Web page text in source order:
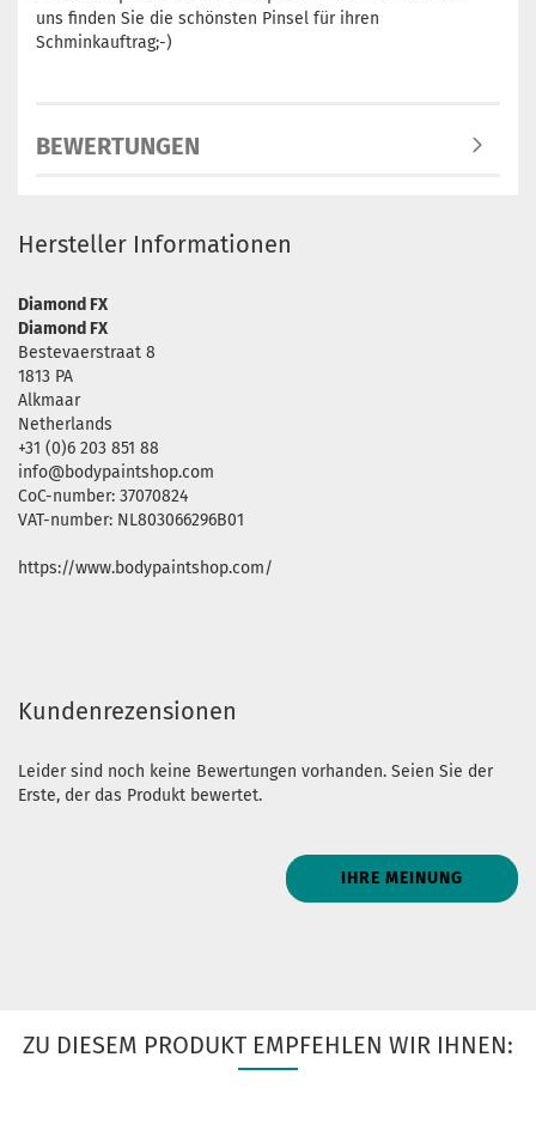
uns finden Sie die schönsten Pinsel für ihren
Schminkauftrag;-)
BEWERTUNGEN
Hersteller Informationen
Diamond FX
Diamond FX
Bestevaerstraat 8
1813 PA
Alkmaar
Netherlands
+31 (0)6 203 851 88
info@bodypaintshop.com
CoC-number: 37070824
VAT-number: NL803066296B01
https://www.bodypaintshop.com/
Kundenrezensionen
Leider sind noch keine Bewertungen vorhanden. Seien Sie der
Erste, der das Produkt bewertet.
IHRE MEINUNG
ZU DIESEM PRODUKT EMPFEHLEN WIR IHNEN: